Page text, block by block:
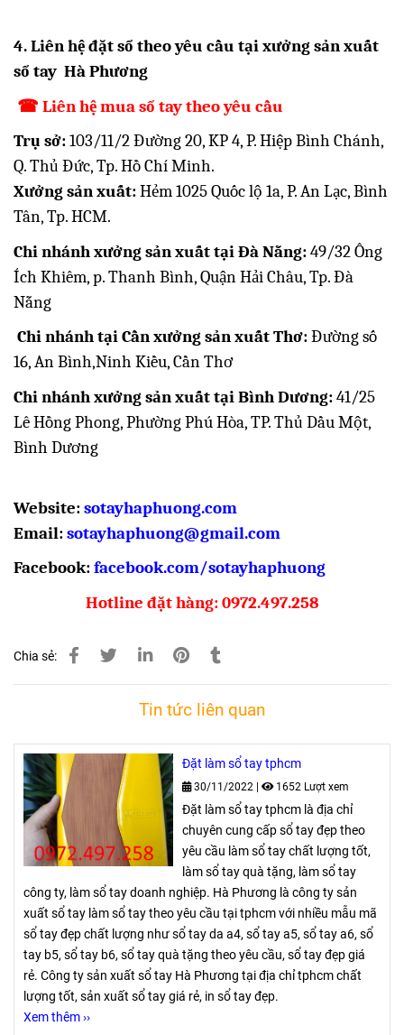
4. Liên hệ đặt sổ theo yêu cầu tại xưởng sản xuất
sổ tay Hà Phương
☎ Liên hệ mua sổ tay theo yêu cầu
Trụ sở:103/11/2 Đường 20, KP 4, P. Hiệp Bình Chánh,
Q. Thủ Đức, Tp. Hồ Chí Minh.
Xưởng sản xuất:Hẻm 1025 Quốc lộ 1a, P. An Lạc, Bình
Tân, Tp. HCM.
Chi nhánh xưởng sản xuất tại Đà Nẵng:49/32 Ông
Ích Khiêm, p. Thanh Bình, Quận Hải Châu, Tp. Đà
Nẵng
Chi nhánh tại Cần xưởng sản xuất Thơ:Đường số
16, An Bình,Ninh Kiều, Cần Thơ
Chi nhánh xưởng sản xuất tại Bình Dương:41/25
Lê Hồng Phong, Phường Phú Hòa, TP. Thủ Dầu Một,
Bình Dương
Website:sotayhaphuong.com
Email:sotayhaphuong@gmail.com
Facebook:facebook.com/sotayhaphuong
Hotline đặt hàng: 0972.497.258
Chia sẻ:
Tin tức liên quan
Đặt làm sổ tay tphcm
30/11/2022 | 1652 Lượt xem
Đặt làm sổ tay tphcm là địa chỉ
chuyên cung cấp sổ tay đẹp theo
yêu cầu làm sổ tay chất lượng tốt,
làm sổ tay quà tặng, làm sổ tay
công ty, làm sổ tay doanh nghiệp. Hà Phương là công ty sản
xuất sổ tay làm sổ tay theo yêu cầu tại tphcm với nhiều mẫu mã
sổ tay đẹp chất lượng như sổ tay da a4, sổ tay a5, sổ tay a6, sổ
tay b5, sổ tay b6, sổ tay quà tặng theo yêu cầu, sổ tay đẹp giá
rẻ. Công ty sản xuất sổ tay Hà Phương tại địa chỉ tphcm chất
lượng tốt, sản xuất sổ tay giá rẻ, in sổ tay đẹp.
Xem thêm ››